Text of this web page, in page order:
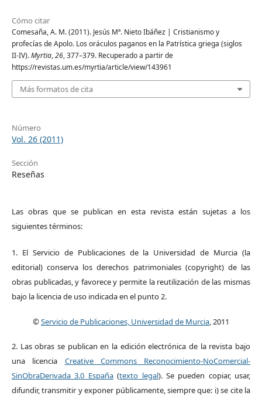
Cómo citar
Comesaña, A. M. (2011). Jesús Mª. Nieto Ibáñez | Cristianismo y
profecías de Apolo. Los oráculos paganos en la Patrística griega (siglos
II-IV).Myrtia,26, 377–379. Recuperado a partir de
https://revistas.um.es/myrtia/article/view/143961
Más formatos de cita
Número
Vol. 26 (2011)
Sección
Reseñas
Las obras que se publican en esta revista están sujetas a los
siguientes términos:
1. El Servicio de Publicaciones de la Universidad de Murcia (la
editorial) conserva los derechos patrimoniales (copyright) de las
obras publicadas, y favorece y permite la reutilización de las mismas
bajo la licencia de uso indicada en el punto 2.
©Servicio de Publicaciones, Universidad de Murcia, 2011
2. Las obras se publican en la edición electrónica de la revista bajo
una licencia Creative Commons Reconocimiento-NoComercial-
SinObraDerivada 3.0 España(texto legal). Se pueden copiar, usar,
difundir, transmitir y exponer públicamente, siempre que: i) se cite la